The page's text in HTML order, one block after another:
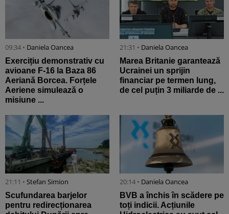
09:34 • Daniela Oancea
Exercițiu demonstrativ cu
avioane F-16 la Baza 86
Aeriană Borcea. Forțele
Aeriene simulează o
misiune ...
21:31 • Daniela Oancea
Marea Britanie garantează
Ucrainei un sprijin
financiar pe termen lung,
de cel puțin 3 miliarde de ...
21:11 • Stefan Simion
Scufundarea barjelor
pentru redirecționarea
20:14 • Daniela Oancea
BVB a închis în scădere pe
toți indicii. Acțiunile